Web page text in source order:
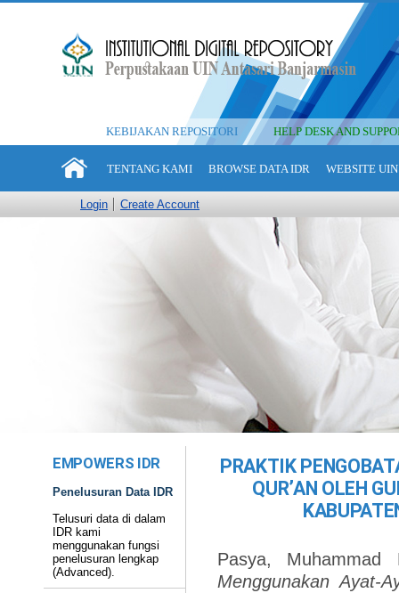
KEBIJAKAN REPOSITORI HELP DESK AND
TENTANG KAMI BROWSE DATA IDR WEBSITE
Login Create Account
EMPOWERS IDR
Penelusuran Data IDR
Telusuri data di dalam
IDR kami
menggunakan fungsi
penelusuran lengkap
(Advanced).
PRAKTIK
QUR’AN OLEH
Pasya, Muhammad
Menggunakan Ayat-